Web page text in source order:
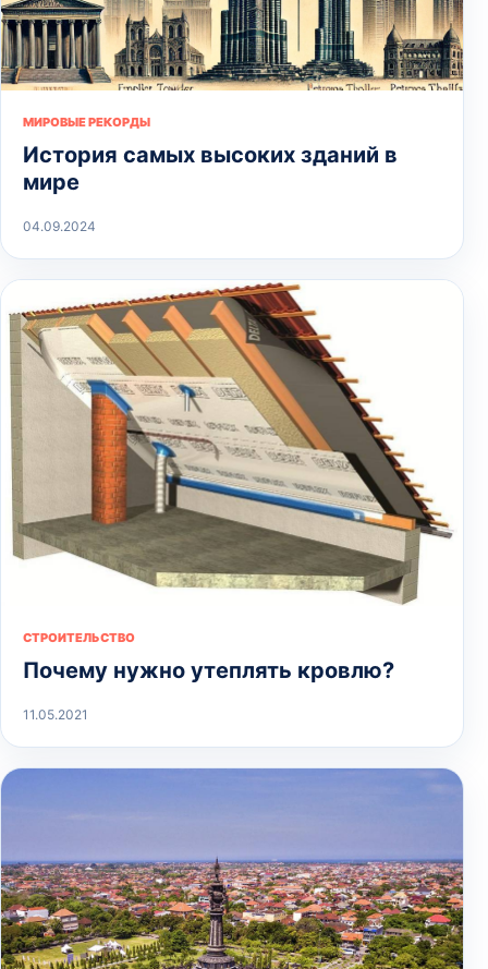
МИРОВЫЕ РЕКОРДЫ
История самых высоких зданий в
мире
04.09.2024
СТРОИТЕЛЬСТВО
Почему нужно утеплять кровлю?
11.05.2021